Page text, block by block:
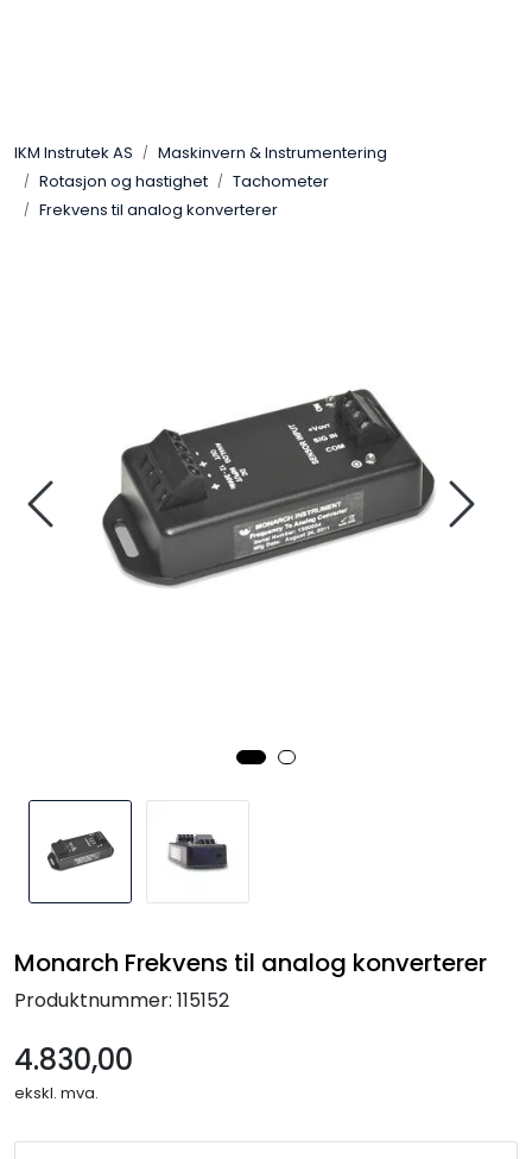
IKM Instrutek AS
Maskinvern & Instrumentering
Rotasjon og hastighet
Tachometer
Frekvens til analog konverterer
Monarch Frekvens til analog konverterer
Produktnummer: 115152
4.830,00
ekskl. mva.
Elektro
Miljø og sikkerhet
Kalibratorer
Termografi
Maskinvern & Instrumentering
Outlet